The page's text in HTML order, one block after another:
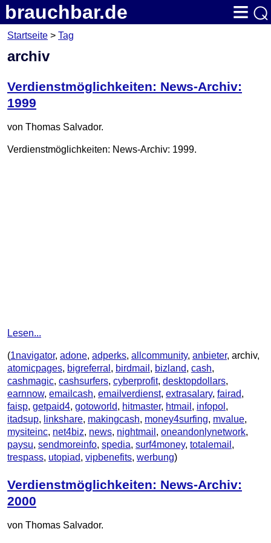
brauchbar.de ≡⌕
HTML JavaScript
Services
Startseite > Tag
archiv
Verdienstmöglichkeiten: News-Archiv:
1999
von Thomas Salvador.
Verdienstmöglichkeiten: News-Archiv: 1999.
Lesen...
(1navigator, adone, adperks, allcommunity, anbieter, archiv,
atomicpages, bigreferral , birdmail , bizland, cash,
cashmagic, cashsurfers, cyberprofit, desktopdollars,
earnnow, emailcash, emailverdienst, extrasalary, fairad,
faisp, getpaid4, gotoworld, hitmaster, htmail , infopol ,
itadsup, linkshare, makingcash, money4surfing, mvalue,
mysiteinc, net4biz, news, nightmail , oneandonlynetwork,
paysu, sendmoreinfo, spedia, surf4money, totalemail ,
trespass, utopiad, vipbenefits, werbung)
Verdienstmöglichkeiten: News-Archiv:
2000
von Thomas Salvador.